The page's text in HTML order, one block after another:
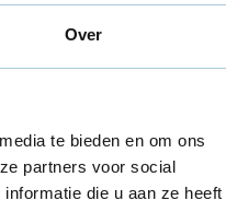
Over
te bieden en om ons
partners voor social
die u aan ze heeft
redelijkerwijs mogelijk, retour
dagen na je melding dat je
gevolg is van het gebruik
vast te stellen. Wij
producten, de